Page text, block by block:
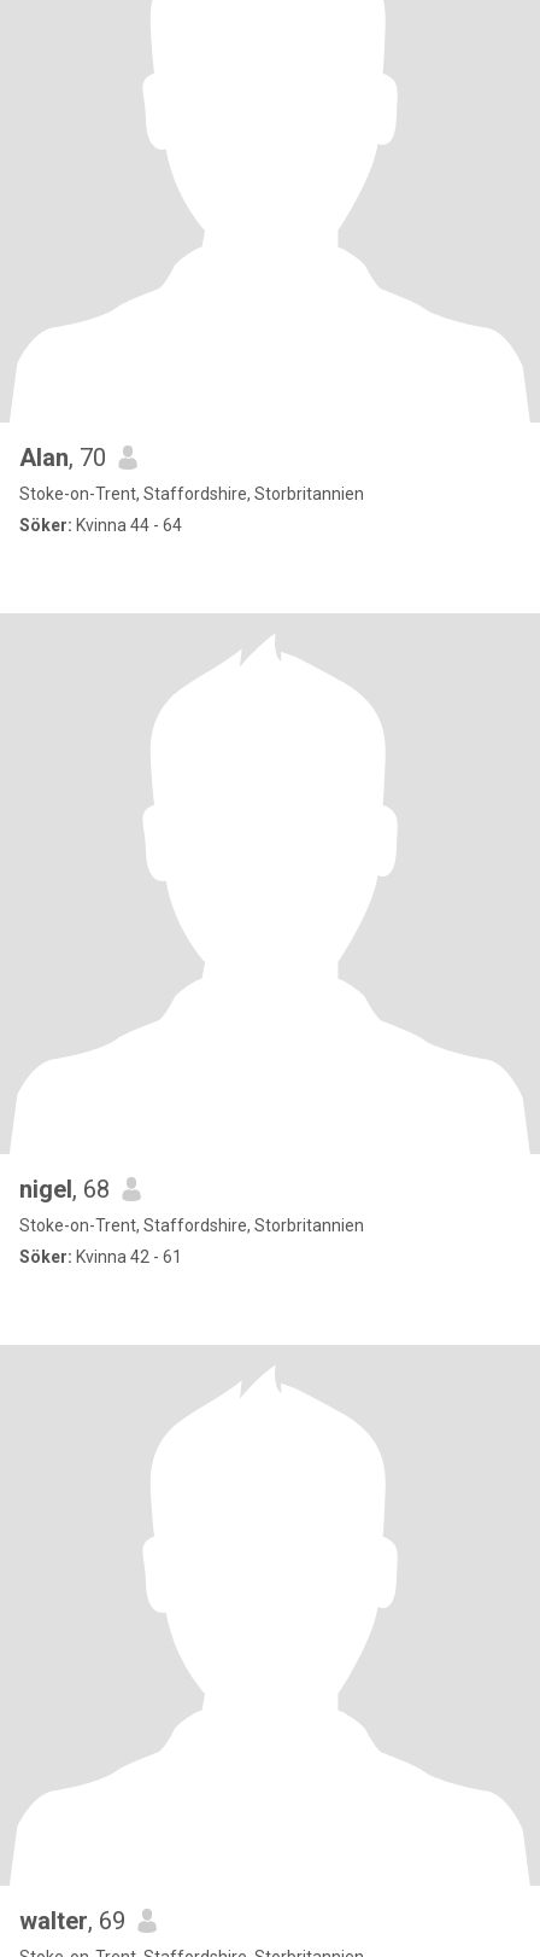
Alan, 70
Stoke-on-Trent, Staffordshire, Storbritannien
Söker: Kvinna 44 - 64
nigel, 68
Stoke-on-Trent, Staffordshire, Storbritannien
Söker: Kvinna 42 - 61
walter, 69